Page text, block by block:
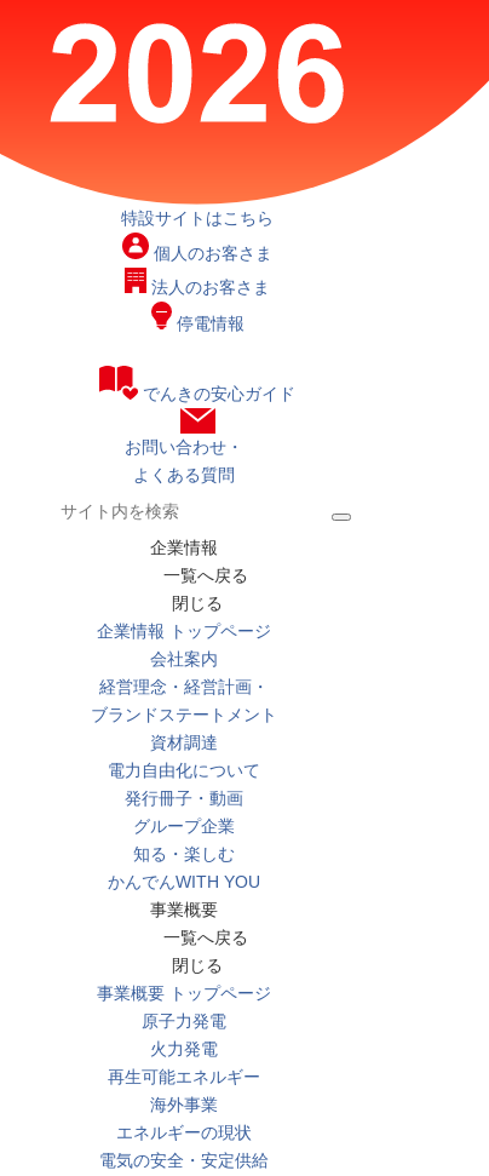
特設サイトはこちら
個人のお客さま
法人のお客さま
停電情報
でんきの安心ガイド
お問い合わせ・
よくある質問
企業情報
一覧へ戻る
閉じる
企業情報 トップページ
会社案内
経営理念・経営計画・
ブランドステートメント
資材調達
電力自由化について
発行冊子・動画
グループ企業
知る・楽しむ
かんでんWITH YOU
事業概要
一覧へ戻る
閉じる
事業概要 トップページ
原子力発電
火力発電
再生可能エネルギー
海外事業
エネルギーの現状
電気の安全・安定供給